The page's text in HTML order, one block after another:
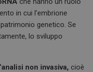
in cui l’embrione
genetico. Se
lo sviluppo
’analisi non invasiva, cioè